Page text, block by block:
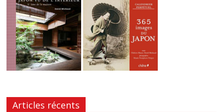
Articles récents